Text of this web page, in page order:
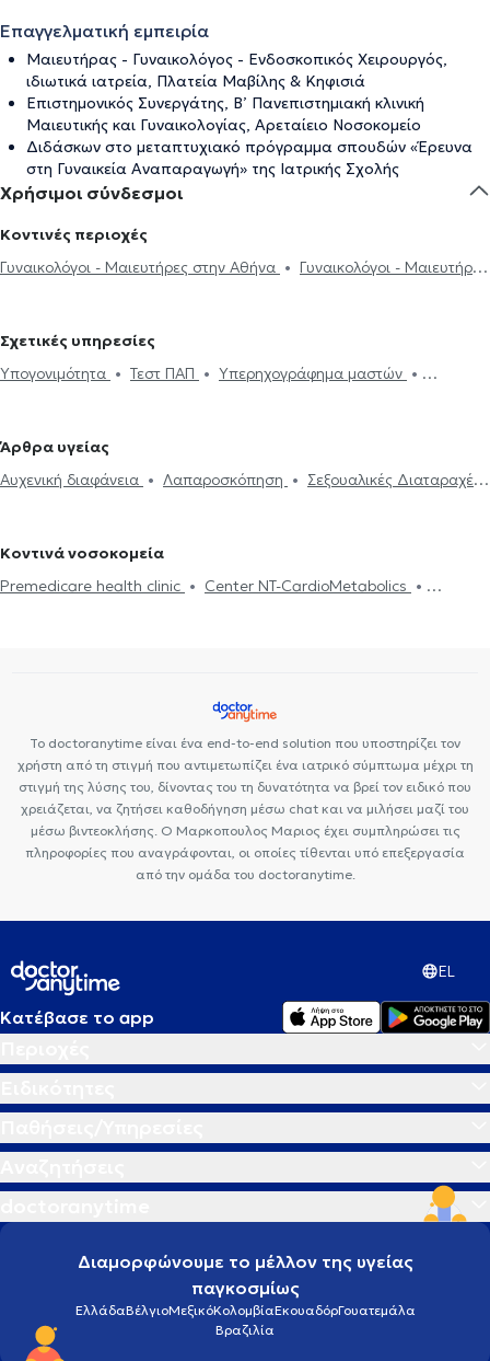
Επαγγελματική εμπειρία
Μαιευτήρας - Γυναικολόγος - Eνδοσκοπικός Χειρουργός,
ιδιωτικά ιατρεία, Πλατεία Μαβίλης & Κηφισιά
Επιστημονικός Συνεργάτης, Β’ Πανεπιστημιακή κλινική
Μαιευτικής και Γυναικολογίας, Αρεταίειο Νοσοκομείο
Διδάσκων στο μεταπτυχιακό πρόγραμμα σπουδών «Έρευνα
στη Γυναικεία Αναπαραγωγή» της Ιατρικής Σχολής
Χρήσιμοι σύνδεσμοι
Κοντινές περιοχές
Γυναικολόγοι - Μαιευτήρες στην Αθήνα
Γυναικολόγοι - Μαιευτήρες
Μαιευτήρες στο Κολωνάκι
Γυναικολόγοι - Μαιευτήρες στου Ζωγράφου
Γυναικολόγοι -
στο Παγκράτι
Γυναικολόγοι - Μαιευτήρες στα Εξάρχεια
Μαιευτήρες στην Πετρούπολη
Πλατεία Βικτώριας
Γυναικολόγοι - Μαιευτήρες στην Κυψέλη
Σχετικές υπηρεσίες
Υπογονιμότητα
Τεστ ΠΑΠ
Υπερηχογράφημα μαστών
Αυχενική διαφάνεια
Μητρορραγία
Δυσμηνόρροια
Βακτηριακή κολπίτιδα
Άρθρα υγείας
Αυχενική διαφάνεια
Λαπαροσκόπηση
Σεξουαλικές Διαταραχές
νοσήματα (ΣΜΝ)
Κολπίτιδα
ωοθήκες
Πρόπτωση μήτρας Ενδομητρίωση
Ινομύωμα
Κοντινά νοσοκομεία
Premedicare health clinic
Center NT-CardioMetabolics
Το doctoranytime είναι ένα end-to-end solution που υποστηρίζει τον
χρήστη από τη στιγμή που αντιμετωπίζει ένα ιατρικό σύμπτωμα μέχρι τη
στιγμή της λύσης του, δίνοντας του τη δυνατότητα να βρεί τον ειδικό που
χρειάζεται, να ζητήσει καθοδήγηση μέσω chat και να μιλήσει μαζί του
μέσω βιντεοκλήσης. Ο Μαρκοπουλος Μαριος έχει συμπληρώσει τις
πληροφορίες που αναγράφονται, οι οποίες τίθενται υπό επεξεργασία
από την ομάδα του doctoranytime.
EL
Κατέβασε το app
Διαμορφώνουμε το μέλλον της υγείας
παγκοσμίως
ΕλλάδαΒέλγιοΜεξικόΚολομβίαΕκουαδόρΓουατεμάλα
Βραζιλία